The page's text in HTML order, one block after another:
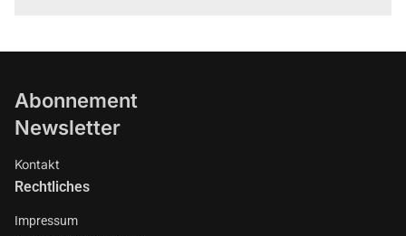
Abonnement
Newsletter
Kontakt
Rechtliches
Impressum